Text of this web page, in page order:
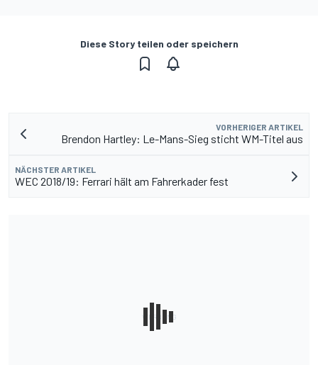
Diese Story teilen oder speichern
VORHERIGER ARTIKEL
Brendon Hartley: Le-Mans-Sieg sticht WM-Titel aus
NÄCHSTER ARTIKEL
WEC 2018/19: Ferrari hält am Fahrerkader fest